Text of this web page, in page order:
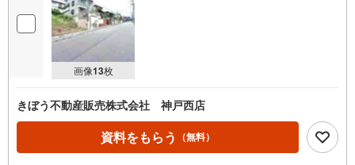
画像13枚
きぼう不動産販売株式会社 神戸西店
資料をもらう （無料）